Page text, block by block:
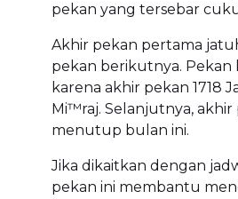
pekan yang tersebar
Akhir pekan pertama
pekan berikutnya. Pekan
karena akhir pekan 1718
Mi™raj. Selanjutnya, akhir
menutup bulan ini.
Jika dikaitkan dengan
pekan ini membantu